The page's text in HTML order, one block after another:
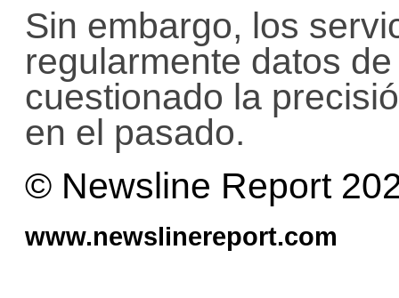
Sin embargo, los
regularmente datos
cuestionado la
en el pasado.
© Newsline Report
www.newslinereport.com